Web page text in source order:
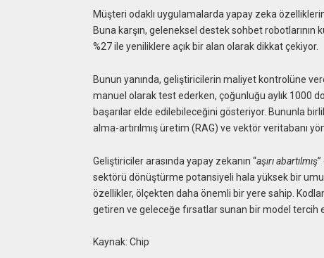
Müşteri odaklı uygulamalarda yapay zeka
Buna karşın, geleneksel destek sohbet robotlarının
%27 ile yeniliklere açık bir alan olarak dikkat çekiyor.
Bunun yanında, geliştiricilerin maliyet kontrolüne
manuel olarak test ederken, çoğunluğu aylık 1000
başarılar elde edilebileceğini gösteriyor. Bununla
alma-artırılmış üretim (RAG) ve vektör veritabanı
Geliştiriciler arasında yapay zekanın “aşırı abartılmış
sektörü dönüştürme potansiyeli hala yüksek bir
özellikler, ölçekten daha önemli bir yere sahip.
getiren ve geleceğe fırsatlar sunan bir model tercih
Kaynak: Chip